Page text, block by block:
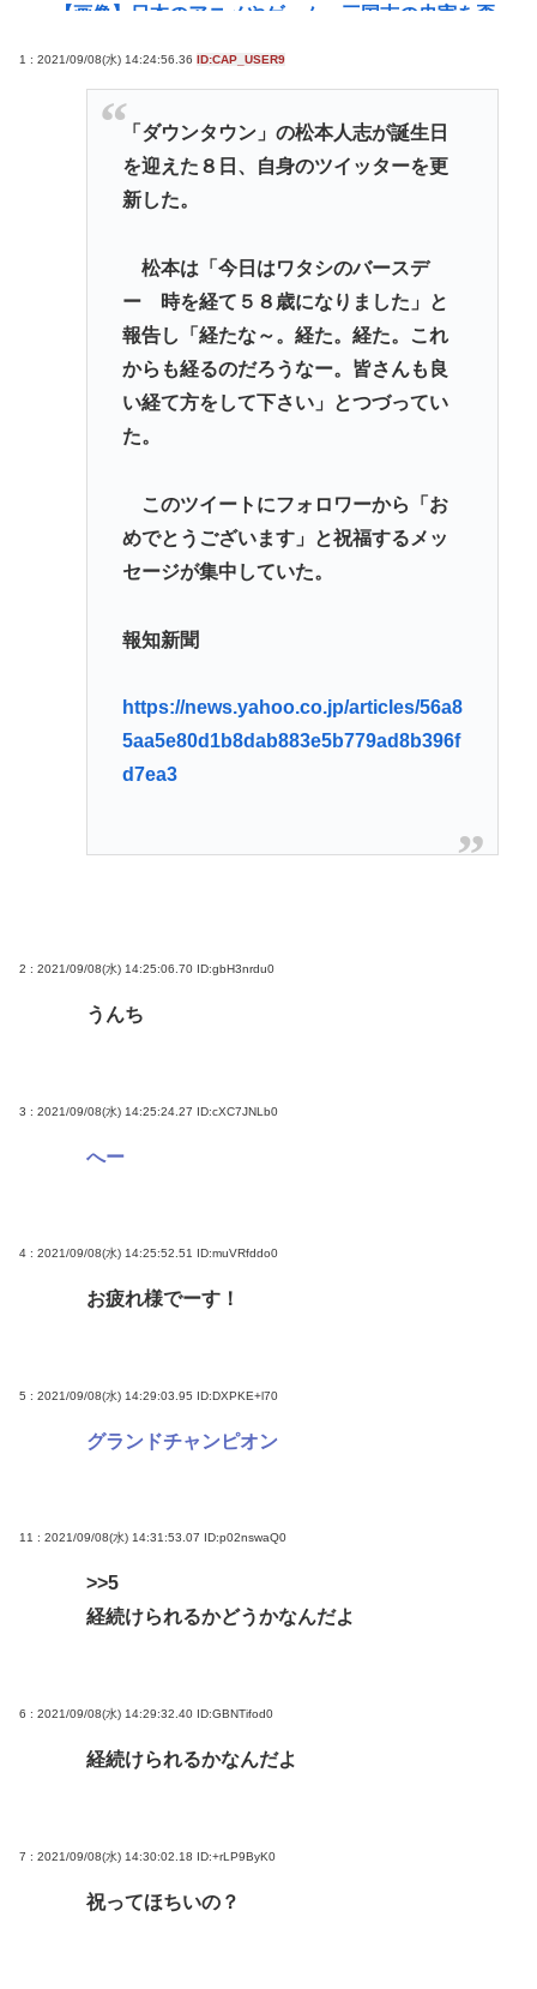
【画像】日本のアニメやゲーム、三国志の史実を歪
【悲報】ショートスリーパーさん「寝たほうがいい
のでは？」にブチギレ
東浩紀さん、右からも左からも叩かれる「ポジショ
ントークをしないからこそ信頼できる」と擁護され
【困惑】コーラって本当に体に悪い
の？・・・・・・・・・
【画像】自分の足を撮影してみた
イチローの晩年(2011-2019)の成績、流石に擁護でき
ないwww
『ヤニねこ』新海誠、水島努、綾辻行人らクリエイ
避難所地獄と化す「ずっと同じ食べ物&断水でトイレ
流せず悪臭&床に直接就寝&コロナ感染」
高橋名人が左手のバネを取るため手術を決意
Powered by livedoor 相互RSS
1 : 2021/09/08(水) 14:24:56.36 ID:CAP_USER9
「ダウンタウン」の松本人志が誕生日
を迎えた８日、自身のツイッターを更
新した。
松本は「今日はワタシのバースデ
ー 時を経て５８歳になりました」と
報告し「経たな～。経た。経た。これ
からも経るのだろうなー。皆さんも良
い経て方をして下さい」とつづってい
た。
このツイートにフォロワーから「お
めでとうございます」と祝福するメッ
セージが集中していた。
報知新聞
https://news.yahoo.co.jp/articles/56a8
5aa5e80d1b8dab883e5b779ad8b396f
d7ea3
2 : 2021/09/08(水) 14:25:06.70 ID:gbH3nrdu0
うんち
3 : 2021/09/08(水) 14:25:24.27 ID:cXC7JNLb0
へー
4 : 2021/09/08(水) 14:25:52.51 ID:muVRfddo0
お疲れ様でーす！
5 : 2021/09/08(水) 14:29:03.95 ID:DXPKE+l70
グランドチャンピオン
11 : 2021/09/08(水) 14:31:53.07 ID:p02nswaQ0
>>5
経続けられるかどうかなんだよ
6 : 2021/09/08(水) 14:29:32.40 ID:GBNTifod0
経続けられるかなんだよ
7 : 2021/09/08(水) 14:30:02.18 ID:+rLP9ByK0
祝ってほちいの？